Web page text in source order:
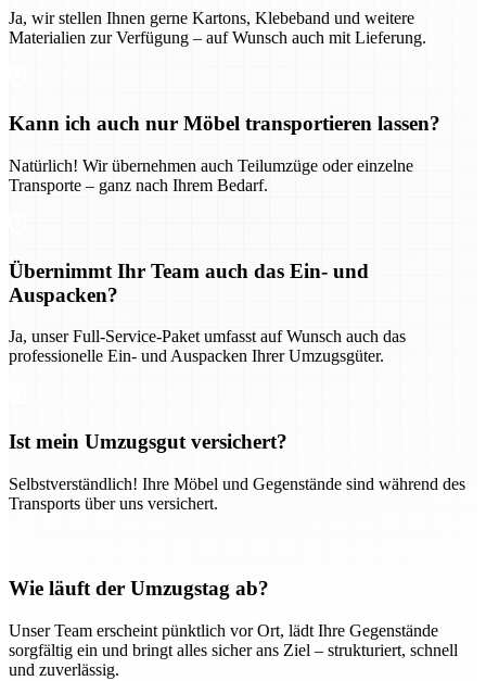
Ja, wir stellen Ihnen gerne Kartons, Klebeband und weitere
Materialien zur Verfügung – auf Wunsch auch mit Lieferung.
Kann ich auch nur Möbel transportieren lassen?
Natürlich! Wir übernehmen auch Teilumzüge oder einzelne
Transporte – ganz nach Ihrem Bedarf.
Übernimmt Ihr Team auch das Ein- und
Auspacken?
Ja, unser Full-Service-Paket umfasst auf Wunsch auch das
professionelle Ein- und Auspacken Ihrer Umzugsgüter.
Ist mein Umzugsgut versichert?
Selbstverständlich! Ihre Möbel und Gegenstände sind während des
Transports über uns versichert.
Wie läuft der Umzugstag ab?
Unser Team erscheint pünktlich vor Ort, lädt Ihre Gegenstände
sorgfältig ein und bringt alles sicher ans Ziel – strukturiert, schnell
und zuverlässig.